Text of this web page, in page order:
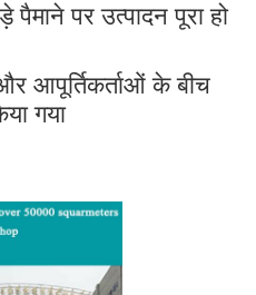
पैमाने पर उत्पादन पूरा हो
आपूर्तिकर्ताओं के बीच
गया